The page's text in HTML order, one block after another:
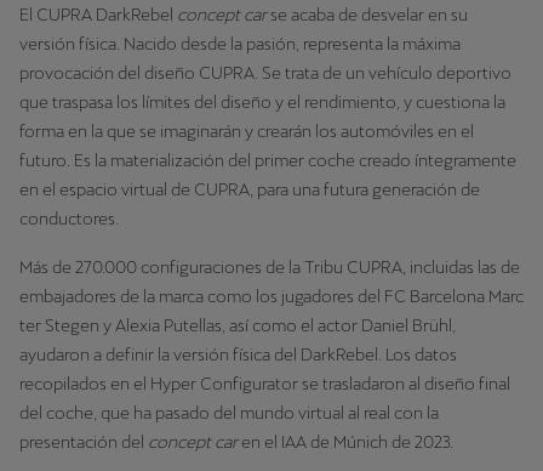
El CUPRA DarkRebel concept carse acaba de desvelar en su
versión física. Nacido desde la pasión, representa la máxima
provocación del diseño CUPRA. Se trata de un vehículo deportivo
que traspasa los límites del diseño y el rendimiento, y cuestiona la
forma en la que se imaginarán y crearán los automóviles en el
futuro. Es la materialización del primer coche creado íntegramente
en el espacio virtual de CUPRA, para una futura generación de
conductores.
Más de 270.000 configuraciones de la Tribu CUPRA, incluidas las de
embajadores de la marca como los jugadores del FC Barcelona Marc
ter Stegen y Alexia Putellas, así como el actor Daniel Brühl,
ayudaron a definir la versión física del DarkRebel. Los datos
recopilados en el Hyper Configurator se trasladaron al diseño final
del coche, que ha pasado del mundo virtual al real con la
presentación del concept caren el IAA de Múnich de 2023.